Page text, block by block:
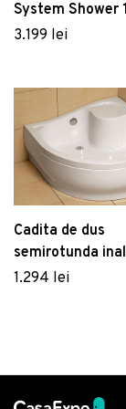
System Shower
baterie
3.199 lei
Cadita de dus
semirotunda
Radaway Korfu
1.294 lei